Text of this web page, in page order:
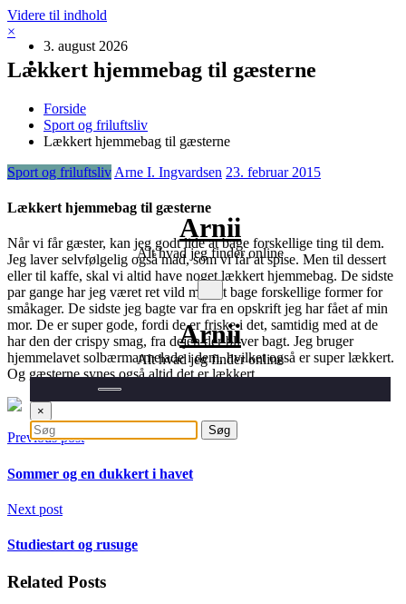
Videre til indhold
3. august 2026
Arnii
Alt hvad jeg finder online
Arnii
Alt hvad jeg finder online
×
×
Lækkert hjemmebag til gæsterne
Forside
Sport og friluftsliv
Lækkert hjemmebag til gæsterne
Sport og friluftsliv Arne I. Ingvardsen 23. februar 2015
Lækkert hjemmebag til gæsterne
Når vi får gæster, kan jeg godt lide at bage forskellige ting til dem.
Jeg laver selvfølgelig også mad, som vi får at spise. Men til dessert
eller til kaffe, skal vi altid have noget lækkert hjemmebag. De sidste
par gange har jeg været ret vild med at bage forskellige former for
småkager. De sidste jeg bagte var fra en opskrift jeg har fået af min
mor. De er super gode, fordi de er friske i det, samtidig med at de
har den der crispy smag, fra dejen der bliver bagt. Jeg bruger
hjemmelavet solbærmarmelade i dem, hvilket også er super lækkert.
Og gæsterne synes også altid det er lækkert.
Previous post
Sommer og en dukkert i havet
Next post
Studiestart og rusuge
Related Posts